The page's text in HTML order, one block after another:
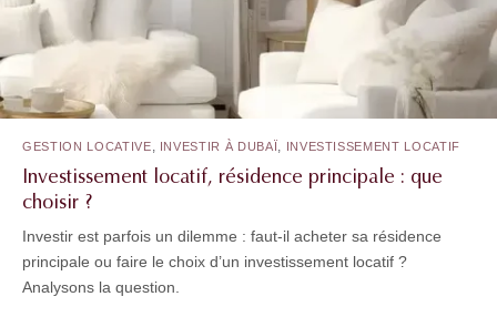
Investissement locatif, résidence principale : que
choisir ?
Investir est parfois un dilemme : faut-il acheter sa résidence
principale ou faire le choix d’un investissement locatif ?
Analysons la question.
GESTION LOCATIVE, INVESTIR À DUBAÏ, INVESTISSEMENT LOCATIF